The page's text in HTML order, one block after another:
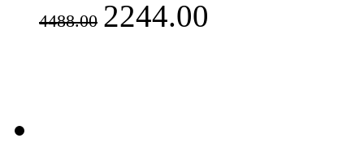
4488.00 2244.00